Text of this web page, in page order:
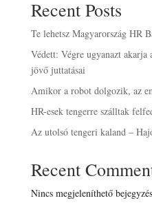
Recent Posts
Te lehetsz Magyarország HR
Védett: Végre ugyanazt
jövő juttatásai
Amikor a robot dolgozik, az
HR-esek tengerre szálltak
Az utolsó tengeri kaland –
Recent
Nincs megjeleníthető